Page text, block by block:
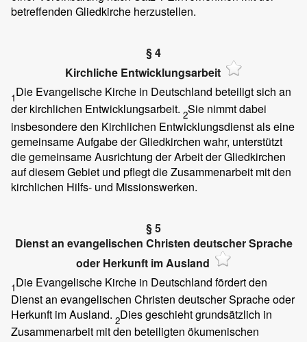
betreffenden Gliedkirche herzustellen.
§ 4
Kirchliche Entwicklungsarbeit
1Die Evangelische Kirche in Deutschland beteiligt sich an
der kirchlichen Entwicklungsarbeit. 2Sie nimmt dabei
insbesondere den Kirchlichen Entwicklungsdienst als eine
gemeinsame Aufgabe der Gliedkirchen wahr, unterstützt
die gemeinsame Ausrichtung der Arbeit der Gliedkirchen
auf diesem Gebiet und pflegt die Zusammenarbeit mit den
kirchlichen Hilfs- und Missionswerken.
§ 5
Dienst an evangelischen Christen deutscher Sprache
oder Herkunft im Ausland
1Die Evangelische Kirche in Deutschland fördert den
Dienst an evangelischen Christen deutscher Sprache oder
Herkunft im Ausland. 2Dies geschieht grundsätzlich in
Zusammenarbeit mit den beteiligten ökumenischen